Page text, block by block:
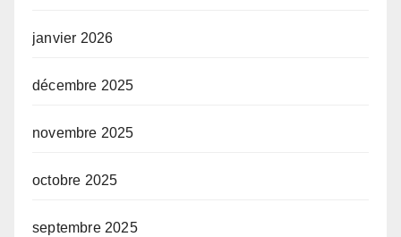
janvier 2026
décembre 2025
novembre 2025
octobre 2025
septembre 2025